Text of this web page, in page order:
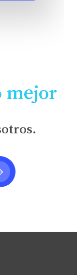
mejor